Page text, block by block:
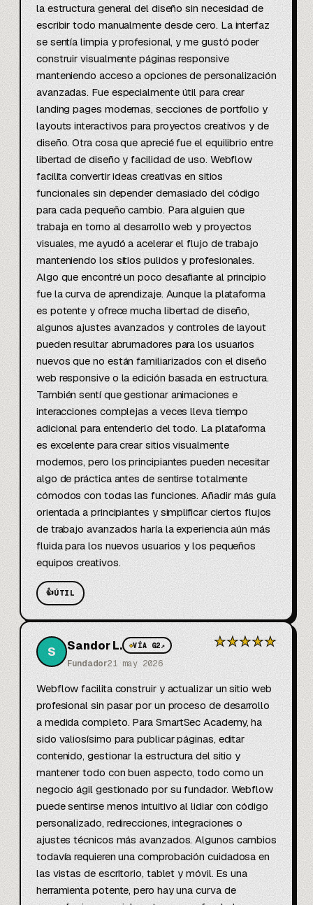
la estructura general del diseño sin necesidad de
escribir todo manualmente desde cero. La interfaz
se sentía limpia y profesional, y me gustó poder
construir visualmente páginas responsive
manteniendo acceso a opciones de personalización
avanzadas. Fue especialmente útil para crear
landing pages modernas, secciones de portfolio y
layouts interactivos para proyectos creativos y de
diseño. Otra cosa que aprecié fue el equilibrio entre
libertad de diseño y facilidad de uso. Webflow
facilita convertir ideas creativas en sitios
funcionales sin depender demasiado del código
para cada pequeño cambio. Para alguien que
trabaja en torno al desarrollo web y proyectos
visuales, me ayudó a acelerar el flujo de trabajo
manteniendo los sitios pulidos y profesionales.
Algo que encontré un poco desafiante al principio
fue la curva de aprendizaje. Aunque la plataforma
es potente y ofrece mucha libertad de diseño,
algunos ajustes avanzados y controles de layout
pueden resultar abrumadores para los usuarios
nuevos que no están familiarizados con el diseño
web responsive o la edición basada en estructura.
También sentí que gestionar animaciones e
interacciones complejas a veces lleva tiempo
adicional para entenderlo del todo. La plataforma
es excelente para crear sitios visualmente
modernos, pero los principiantes pueden necesitar
algo de práctica antes de sentirse totalmente
cómodos con todas las funciones. Añadir más guía
orientada a principiantes y simplificar ciertos flujos
de trabajo avanzados haría la experiencia aún más
fluida para los nuevos usuarios y los pequeños
equipos creativos.
👍ÚTIL
S Sandor L. ◆VÍA G2↗
Fundador21 may 2026
★★★★★
Webflow facilita construir y actualizar un sitio web
profesional sin pasar por un proceso de desarrollo
a medida completo. Para SmartSec Academy, ha
sido valiosísimo para publicar páginas, editar
contenido, gestionar la estructura del sitio y
mantener todo con buen aspecto, todo como un
negocio ágil gestionado por su fundador. Webflow
puede sentirse menos intuitivo al lidiar con código
personalizado, redirecciones, integraciones o
ajustes técnicos más avanzados. Algunos cambios
todavía requieren una comprobación cuidadosa en
las vistas de escritorio, tablet y móvil. Es una
herramienta potente, pero hay una curva de